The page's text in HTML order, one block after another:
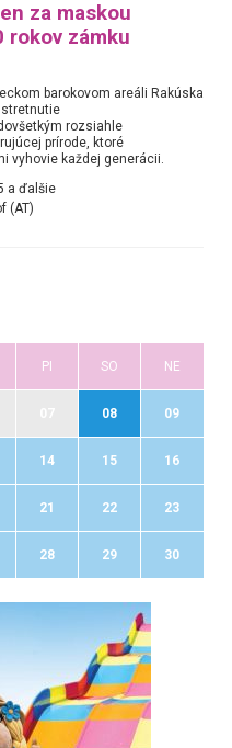
za maskou
rokov zámku
barokovom areáli Rakúska
stretnutie
rozsiahle
prírode, ktoré
vyhovie každej generácii.
a ďalšie
(AT)
PI SO NE
08 09
14 15 16
21 22 23
28 29 30